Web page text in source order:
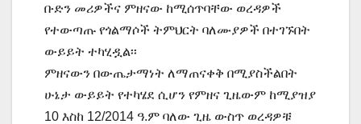
ቡድን መሪዎችና ምዘናው ከሚሰጥባቸው ወረዳዎች
የተውጣጡ የጎልማሶች ትምህርት ባለሙያዎች በተገኙበት
ውይይት ተካሂዷል፡፡
ምዘናውን በውጤታማነት ለማጠናቀቅ በሚያስችልበት
ሁኔታ ውይይት የተካሄደ ሲሆን የምዘና ጊዜውም ከሚያዝያ
10 እስከ 12/2014 ዓ.ም ባለው ጊዜ ውስጥ ወረዳዎቹ